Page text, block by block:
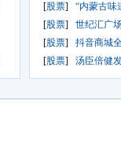
[股票]
“内蒙古
[股票]
世纪汇广
[股票]
抖音商城
[股票] 汤臣倍健